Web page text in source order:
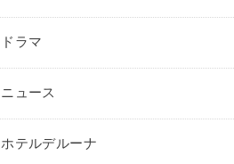
ドラマ
ニュース
ホテルデルーナ